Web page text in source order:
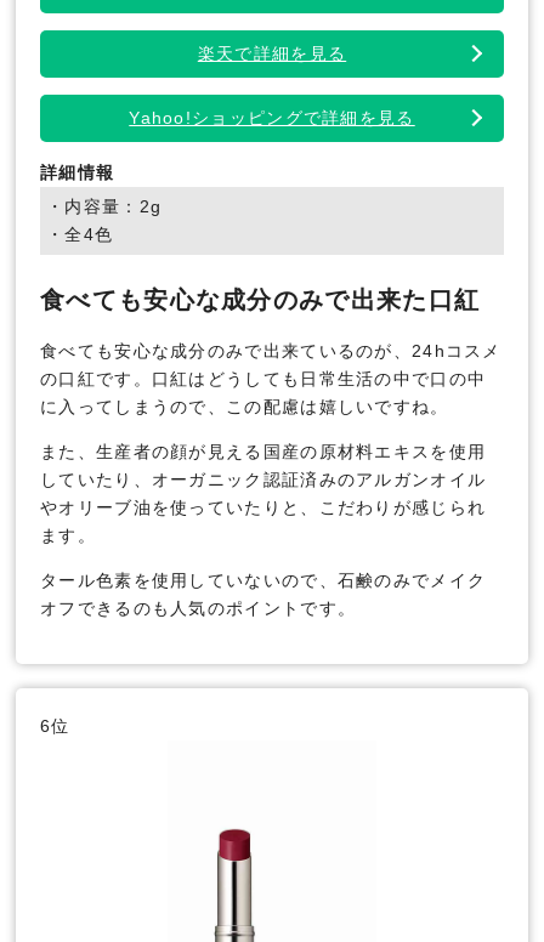
楽天で詳細を見る
Yahoo!ショッピングで詳細を見る
詳細情報
・内容量：2g
・全4色
食べても安心な成分のみで出来た口紅
食べても安心な成分のみで出来ているのが、24hコスメ
の口紅です。口紅はどうしても日常生活の中で口の中
に入ってしまうので、この配慮は嬉しいですね。
また、生産者の顔が見える国産の原材料エキスを使用
していたり、オーガニック認証済みのアルガンオイル
やオリーブ油を使っていたりと、こだわりが感じられ
ます。
タール色素を使用していないので、石鹸のみでメイク
オフできるのも人気のポイントです。
6位